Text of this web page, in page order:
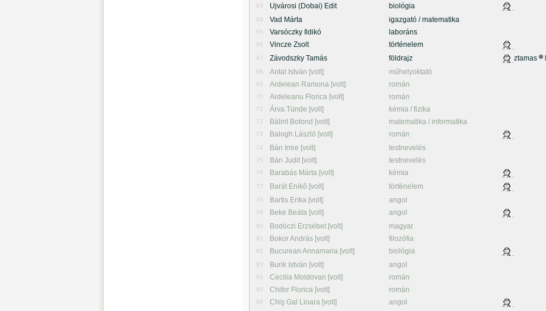
63 Ujvárosi (Dobai) Edit biológia
64 Vad Márta igazgató / matematika
65 Varsóczky Ildikó laboráns
66 Vincze Zsolt történelem
67 Závodszky Tamás földrajz ztamas
68 Antal István [volt] műhelyoktató
69 Ardelean Ramona [volt] román
70 Ardeleanu Florica [volt] román
71 Árva Tünde [volt] kémia / fizika
72 Bálint Botond [volt] matematika / informatika
73 Balogh László [volt] román
74 Bán Imre [volt] testnevelés
75 Bán Judit [volt] testnevelés
76 Barabás Márta [volt] kémia
77 Barát Enikõ [volt] történelem
78 Bartis Erika [volt] angol
79 Beke Beáta [volt] angol
80 Bodóczi Erzsébet [volt] magyar
81 Bokor András [volt] filozófia
82 Bucurean Annamaria [volt] biológia
83 Burik István [volt] angol
84 Cecilia Moldovan [volt] román
85 Chifor Florica [volt] román
86 Chiş Gal Lioara [volt] angol